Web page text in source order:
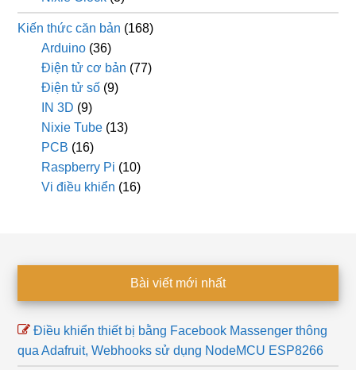
Kiến thức căn bản (168)
Arduino (36)
Điện tử cơ bản (77)
Điện tử số (9)
IN 3D (9)
Nixie Tube (13)
PCB (16)
Raspberry Pi (10)
Vi điều khiển (16)
Bài viết mới nhất
Điều khiển thiết bị bằng Facebook Massenger thông
qua Adafruit, Webhooks sử dụng NodeMCU ESP8266